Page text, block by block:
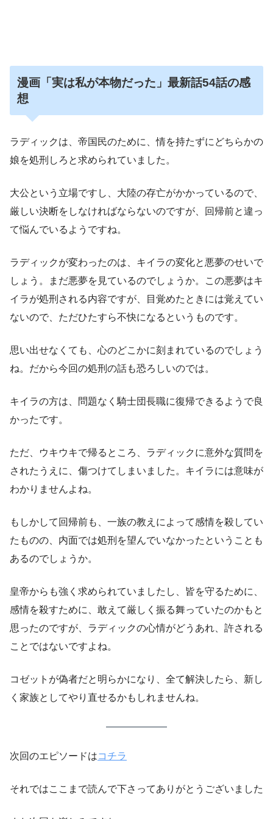
漫画「実は私が本物だった」最新話54話の感
想
ラディックは、帝国民のために、情を持たずにどちらかの
娘を処刑しろと求められていました。
大公という立場ですし、大陸の存亡がかかっているので、
厳しい決断をしなければならないのですが、回帰前と違っ
て悩んでいるようですね。
ラディックが変わったのは、キイラの変化と悪夢のせいで
しょう。まだ悪夢を見ているのでしょうか。この悪夢はキ
イラが処刑される内容ですが、目覚めたときには覚えてい
ないので、ただひたすら不快になるというものです。
思い出せなくても、心のどこかに刻まれているのでしょう
ね。だから今回の処刑の話も恐ろしいのでは。
キイラの方は、問題なく騎士団長職に復帰できるようで良
かったです。
ただ、ウキウキで帰るところ、ラディックに意外な質問を
されたうえに、傷つけてしまいました。キイラには意味が
わかりませんよね。
もしかして回帰前も、一族の教えによって感情を殺してい
たものの、内面では処刑を望んでいなかったということも
あるのでしょうか。
皇帝からも強く求められていましたし、皆を守るために、
感情を殺すために、敢えて厳しく振る舞っていたのかもと
思ったのですが、ラディックの心情がどうあれ、許される
ことではないですよね。
コゼットが偽者だと明らかになり、全て解決したら、新し
く家族としてやり直せるかもしれませんね。
次回のエピソードはコチラ
それではここまで読んで下さってありがとうございました